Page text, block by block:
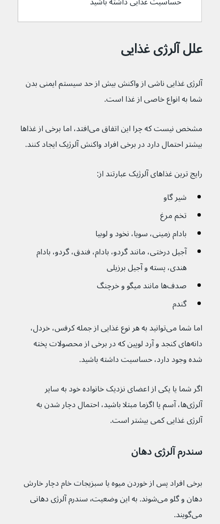
علل آلرژی غذایی
آلرژی غذایی ناشی از واکنش بیش از حد سیستم ایمنی بدن
شما به انواع خاصی از غذا است.
مشخص نیست که چرا این اتفاق می‌افتد، اما برخی از غذاها
بیشتر احتمال دارد در برخی افراد واکنش آلرژیک ایجاد کنند.
رایج ترین غذاهای آلرژیک عبارتند از:
شیر گاو
تخم مرغ
بادام زمینی، سویا، نخود و لوبیا
آجیل درختی، مانند گردو، بادام، فندق، گردو، بادام
هندی، پسته و آجیل برزیلی
صدف‌ها مانند میگو و خرچنگ
گندم
اما شما می‌توانید به هر نوع غذایی از جمله کرفس، خردل،
دانه‌های کنجد و آرد لوپین که در برخی از محصولات پخته
شده وجود دارد، حساسیت داشته باشید.
اگر شما یا یکی از اعضای نزدیک خانواده خود به سایر
آلرژی‌ها، آسم یا اگزما مبتلا باشید، احتمال دچار شدن به
آلرژی غذایی کمی بیشتر است.
سندرم آلرژی دهان
برخی افراد پس از خوردن میوه یا سبزیجات خام دچار خارش
دهان و گلو می‌شوند. به این وضعیت٬ سندرم آلرژی دهانی
می‌گویند.